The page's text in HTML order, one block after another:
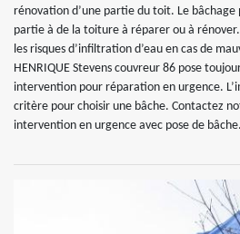
rénovation d’une partie du toit. Le
partie à de la toiture à réparer ou à
les risques d’infiltration d’eau en cas de
HENRIQUE Stevens couvreur 86 pose
intervention pour réparation en urgence.
critère pour choisir une bâche. Contactez
intervention en urgence avec pose de bâche.